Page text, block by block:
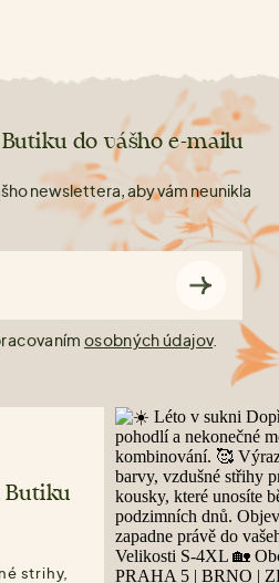
do vášho e-mailu
newslettera, aby vám neunikla
osobných údajov.
Butiku
strihy,